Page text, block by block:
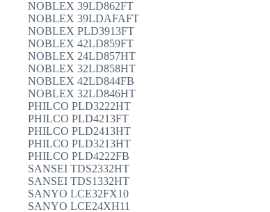
NOBLEX 39LD862FT
NOBLEX 39LDAFAFT
NOBLEX PLD3913FT
NOBLEX 42LD859FT
NOBLEX 24LD857HT
NOBLEX 32LD858HT
NOBLEX 42LD844FB
NOBLEX 32LD846HT
PHILCO PLD3222HT
PHILCO PLD4213FT
PHILCO PLD2413HT
PHILCO PLD3213HT
PHILCO PLD4222FB
SANSEI TDS2332HT
SANSEI TDS1332HT
SANYO LCE32FX10
SANYO LCE24XH11